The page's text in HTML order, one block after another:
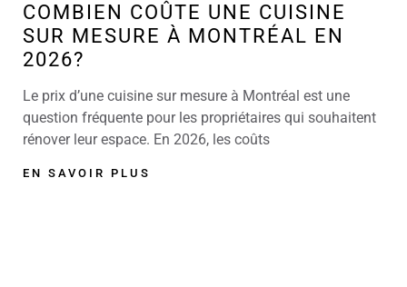
COMBIEN COÛTE UNE CUISINE
SUR MESURE À MONTRÉAL EN
2026?
Le prix d’une cuisine sur mesure à Montréal est une
question fréquente pour les propriétaires qui souhaitent
rénover leur espace. En 2026, les coûts
EN SAVOIR PLUS